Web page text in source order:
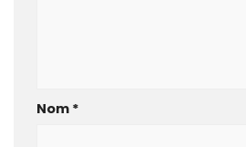
Nom *